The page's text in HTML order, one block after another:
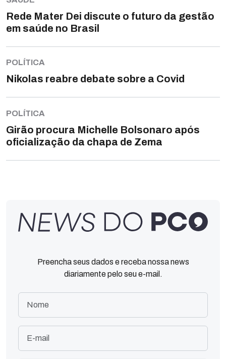
Rede Mater Dei discute o futuro da gestão
em saúde no Brasil
POLÍTICA
Nikolas reabre debate sobre a Covid
POLÍTICA
Girão procura Michelle Bolsonaro após
oficialização da chapa de Zema
Preencha seus dados e receba nossa news
diariamente pelo seu e-mail.